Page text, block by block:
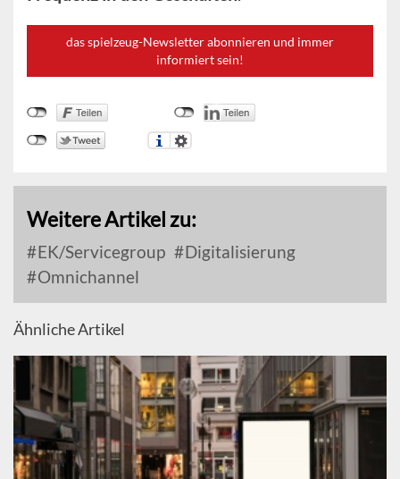
das spielzeug-Newsletter abonnieren und immer
informiert sein!
Weitere Artikel zu:
EK/Servicegroup
Digitalisierung
Omnichannel
Ähnliche Artikel